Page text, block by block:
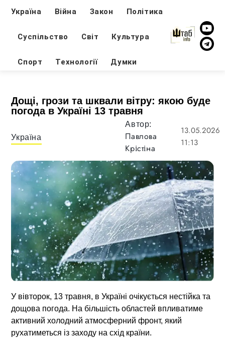
Україна Війна Закон Політика
Суспільство Світ Культура
Спорт Технології Думки
Дощі, грози та шквали вітру: якою буде
погода в Україні 13 травня
Україна
Автор:
Павлова
Крістіна
13.05.2026
11:13
У вівторок, 13 травня, в Україні очікується нестійка та
дощова погода. На більшість областей впливатиме
активний холодний атмосферний фронт, який
рухатиметься із заходу на схід країни.